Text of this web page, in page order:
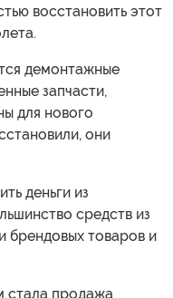
восстановить этот
демонтажные
запчасти,
для нового
они
деньги из
средств из
брендовых товаров и
стала продажа